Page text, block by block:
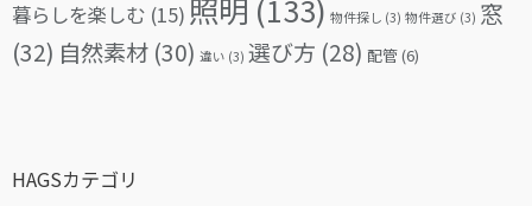
暮らしを楽しむ (15) 照明 (133) 物件探し (3) 物件選び (3) 窓
(32) 自然素材 (30) 違い (3) 選び方 (28) 配管(6)
HAGSカテゴリ